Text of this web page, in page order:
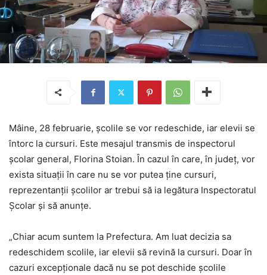
Mâine, 28 februarie, şcolile se vor redeschide, iar elevii se
întorc la cursuri. Este mesajul transmis de inspectorul
şcolar general, Florina Stoian. În cazul în care, în judeţ, vor
exista situaţii în care nu se vor putea ţine cursuri,
reprezentanţii şcolilor ar trebui să ia legătura Inspectoratul
Şcolar şi să anunţe.
„Chiar acum suntem la Prefectura. Am luat decizia sa
redeschidem scolile, iar elevii să revină la cursuri. Doar în
cazuri excepţionale dacă nu se pot deschide şcolile